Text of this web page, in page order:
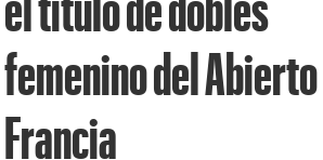
el título de dobles
femenino del Abierto
Francia